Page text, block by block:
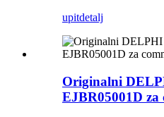
upitdetalj
Originalni
EJBR05001D za